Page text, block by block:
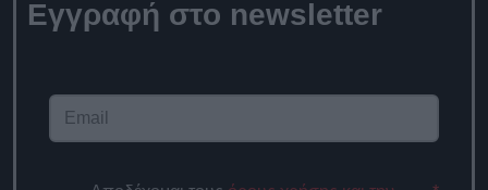
Εγγραφή στο newsletter